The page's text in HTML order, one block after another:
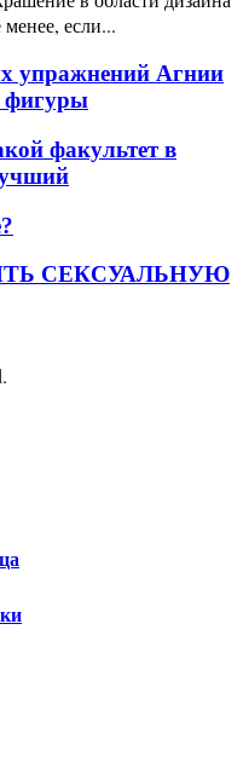
если...
упражнений Агнии
фигуры
факультет в
СЕКСУАЛЬНУЮ